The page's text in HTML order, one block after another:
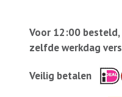
Voor 12:00 besteld,
zelfde werkdag
Veilig betalen